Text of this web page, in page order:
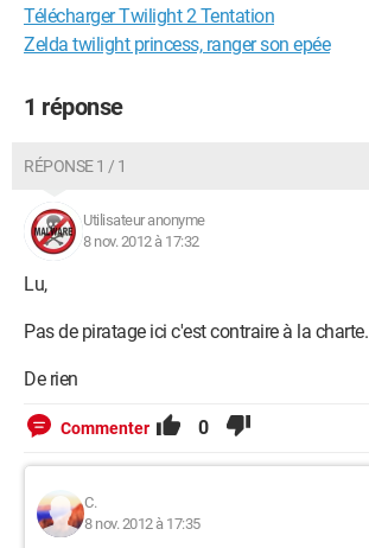
Télécharger Twilight 2 Tentation
Zelda twilight princess, ranger son epée
1 réponse
RÉPONSE 1 / 1
Utilisateur anonyme
8 nov. 2012 à 17:32
Lu,
Pas de piratage ici c'est contraire à la charte.
De rien
Commenter 0
C.
8 nov. 2012 à 17:35